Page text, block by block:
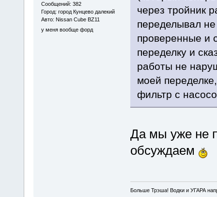
Сообщений: 382
Город: город Кунцево далекий
Авто: Nissan Cube BZ11
у меня вообще форд
через тройник
переделывал
проверенные и
переделку и
работы не
моей
фильтр с
Да мы уже не
обсуждаем
Больше Трэша! Водки и УГАРА